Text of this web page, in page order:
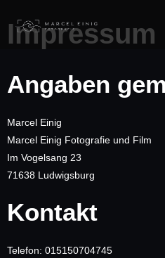
Impressum
Angaben
Marcel Einig
Marcel Einig Fotografie und Film
Im Vogelsang 23
71638 Ludwigsburg
Kontakt
Telefon: 015150704745